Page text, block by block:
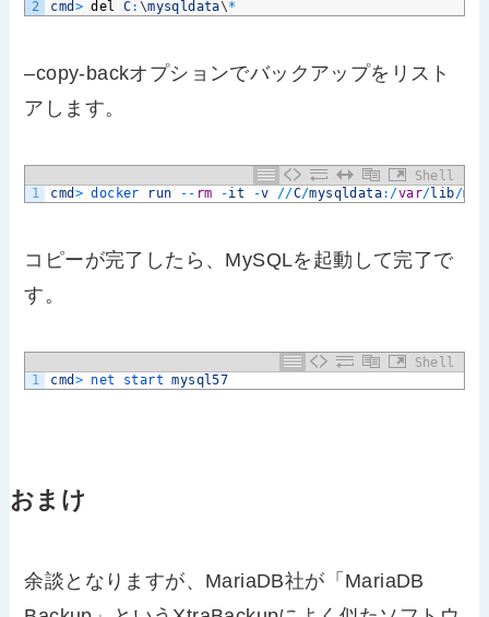
2
cmd > del C: \mysqldata\*
–copy-backオプションでバックアップをリスト
アします。
Shell
1
cmd > docker run -- rm -it -v //C/mysqldata: /var/lib/
コピーが完了したら、MySQLを起動して完了で
す。
Shell
1
cmd > net start mysql57
おまけ
余談となりますが、MariaDB社が「MariaDB